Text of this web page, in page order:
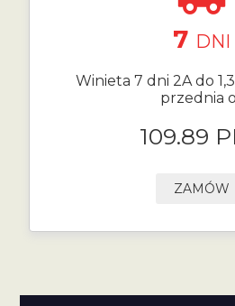
7 DNI
Winieta 7 dni 2A do
przednia
109.89
ZAMÓW